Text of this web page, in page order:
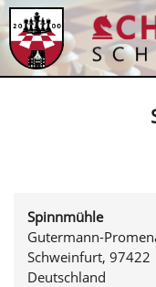
Zum
Inhalt
Spinnmühle
Gutermann-
Schweinfurt, 97422
Deutschland